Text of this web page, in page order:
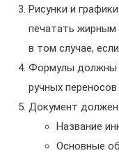
Рисунки и
печатать
в том случае,
Формулы должны
ручных
Документ
Название
Основные